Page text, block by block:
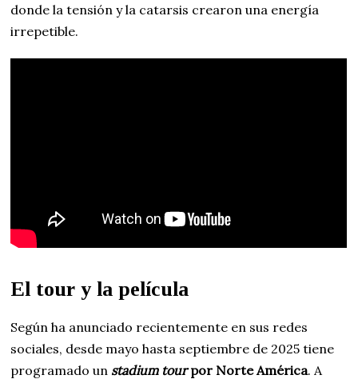
donde la tensión y la catarsis crearon una energía
irrepetible.
El tour y la película
Según ha anunciado recientemente en sus redes
sociales, desde mayo hasta septiembre de 2025 tiene
programado un stadium tourpor Norte América. A